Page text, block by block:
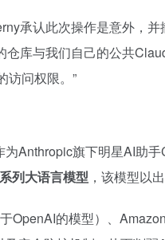
承认此次操作是意外，
库与我们自己的公共
访问权限。”
Anthropic旗下明星AI助
列大语言模型 ，该模型以
的模型）、